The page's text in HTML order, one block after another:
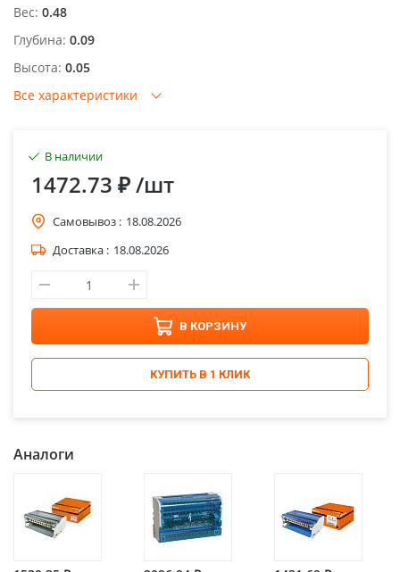
Вес: 0.48
Глубина: 0.09
Высота: 0.05
Все характеристики
В наличии
1472.73 ₽/шт
Самовывоз : 18.08.2026
Доставка : 18.08.2026
В КОРЗИНУ
КУПИТЬ В 1 КЛИК
Аналоги